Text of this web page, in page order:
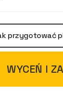
przygotować
WYCEŃ I